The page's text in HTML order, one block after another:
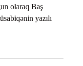
olaraq Baş
yazılı